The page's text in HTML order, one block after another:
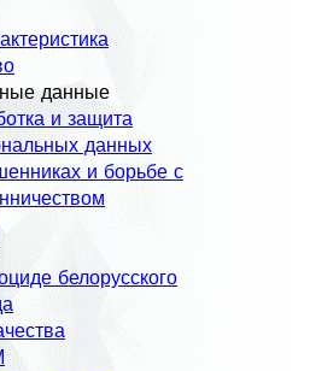
данные
и защита
данных
и борьбе с
белорусского